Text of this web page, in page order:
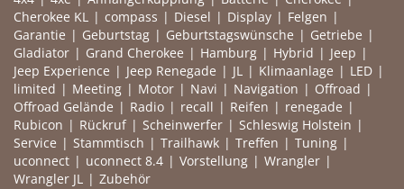
Cherokee KL
compass Diesel Display
Felgen
Garantie
Geburtstag Geburtstagswünsche
Getriebe
Gladiator
Grand Cherokee Hamburg Hybrid
Jeep
Jeep Experience
Jeep Renegade JL Klimaanlage
LED
limited
Meeting Motor Navi Navigation
Offroad
Offroad Gelände
Radio recall Reifen
renegade
Rubicon
Rückruf Scheinwerfer
Schleswig Holstein
Service
Stammtisch Trailhawk Treffen
Tuning
uconnect
uconnect 8.4 Vorstellung
Wrangler
Wrangler JL
Zubehör